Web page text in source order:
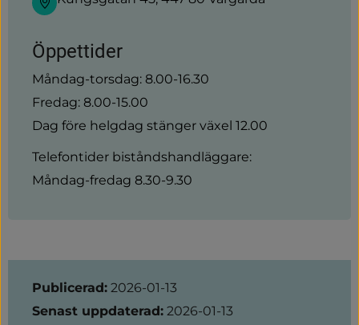
Öppettider
Måndag-torsdag: 8.00-16.30
Fredag: 8.00-15.00
Dag före helgdag stänger växel 12.00
Telefontider biståndshandläggare:
Måndag-fredag 8.30-9.30
Sidinformation
Publicerad: 2026-01-13
Senast uppdaterad: 2026-01-13